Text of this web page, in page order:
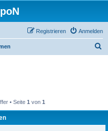
Anmelden
Registrieren
• Seite 1 von 1